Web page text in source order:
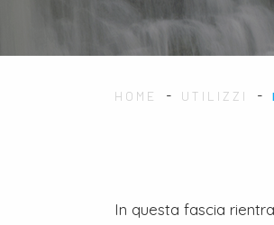
HOME - UTILIZZI -
In questa fascia